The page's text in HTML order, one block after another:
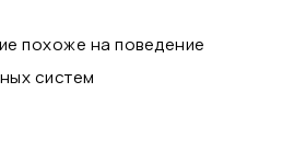
похоже на поведение
систем